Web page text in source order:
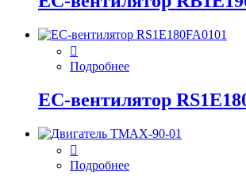
Подробнее
EC-вентилятор
Подробнее